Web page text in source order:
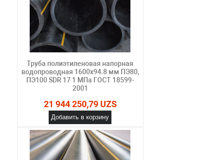
Труба полиэтиленовая напорная
водопроводная 1600х94.8 мм ПЭ80,
ПЭ100 SDR 17 1 МПа ГОСТ 18599-
2001
21 944 250,79 UZS
Добавить в корзину